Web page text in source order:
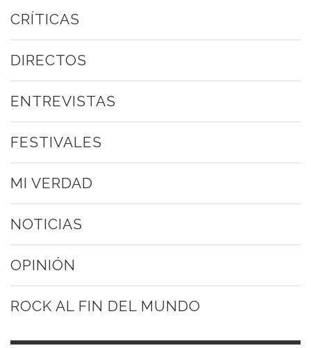
CRÍTICAS
DIRECTOS
ENTREVISTAS
FESTIVALES
MI VERDAD
NOTICIAS
OPINIÓN
ROCK AL FIN DEL MUNDO